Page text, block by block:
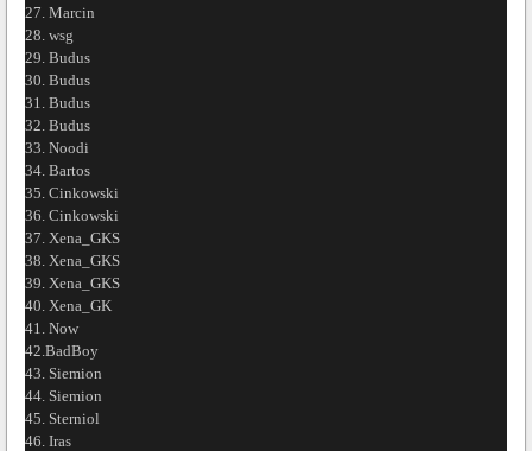
27. Marcin
28. wsg
29. Budus
30. Budus
31. Budus
32. Budus
33. Noodi
34. Bartos
35. Cinkowski
36. Cinkowski
37. Xena_GKS
38. Xena_GKS
39. Xena_GKS
40. Xena_GK
41. Now
42.BadBoy
43. Siemion
44. Siemion
45. Sterniol
46. Iras